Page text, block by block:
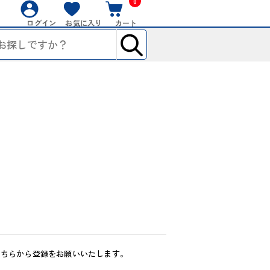
ログイン お気に入り カート
らから登録をお願いいたします。